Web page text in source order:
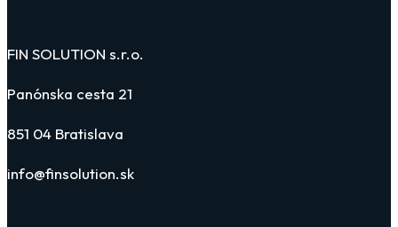
FIN SOLUTION s.r.o.
Panónska cesta 21
851 04 Bratislava
info@finsolution.sk